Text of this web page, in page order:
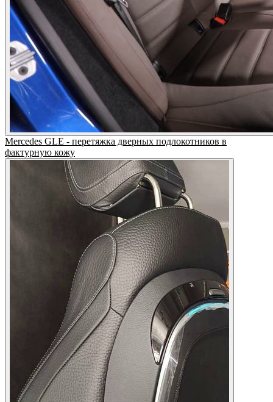
Mercedes GLE - перетяжка дверных подлокотников в
фактурную кожу